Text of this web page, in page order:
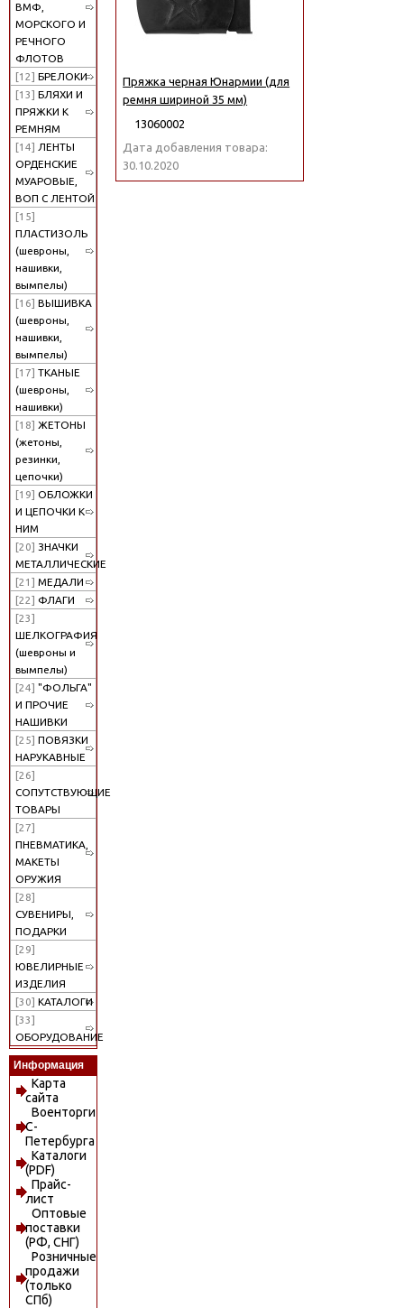
ВМФ,
МОРСКОГО И
РЕЧНОГО
ФЛОТОВ
[12] БРЕЛОКИ
[13] БЛЯХИ И
ПРЯЖКИ К
РЕМНЯМ
[14] ЛЕНТЫ
ОРДЕНСКИЕ
МУАРОВЫЕ,
ВОП С ЛЕНТОЙ
[15]
ПЛАСТИЗОЛЬ
(шевроны,
нашивки,
вымпелы)
[16] ВЫШИВКА
(шевроны,
нашивки,
вымпелы)
[17] ТКАНЫЕ
(шевроны,
нашивки)
[18] ЖЕТОНЫ
(жетоны,
резинки,
цепочки)
[19] ОБЛОЖКИ
И ЦЕПОЧКИ К
НИМ
[20] ЗНАЧКИ
МЕТАЛЛИЧЕСКИЕ
[21] МЕДАЛИ
[22] ФЛАГИ
[23]
ШЕЛКОГРАФИЯ
(шевроны и
вымпелы)
[24] "ФОЛЬГА"
И ПРОЧИЕ
НАШИВКИ
[25] ПОВЯЗКИ
НАРУКАВНЫЕ
[26]
СОПУТСТВУЮЩИЕ
ТОВАРЫ
[27]
ПНЕВМАТИКА,
МАКЕТЫ
ОРУЖИЯ
[28]
СУВЕНИРЫ,
ПОДАРКИ
[29]
ЮВЕЛИРНЫЕ
ИЗДЕЛИЯ
[30] КАТАЛОГИ
[33]
ОБОРУДОВАНИЕ
Информация
Карта
сайта
Военторги
С-
Петербурга
Каталоги
(PDF)
Прайс-
лист
Оптовые
поставки
(РФ, СНГ)
Розничные
продажи
(только
СПб)
Пряжка черная Юнармии (для
ремня шириной 35 мм)
13060002
Дата добавления товара:
30.10.2020